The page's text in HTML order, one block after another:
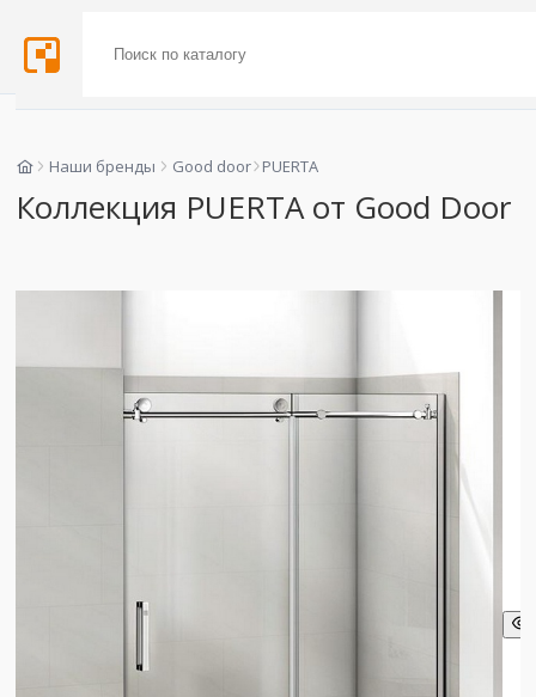
Наши бренды Good door PUERTA
Коллекция PUERTA от Good Door